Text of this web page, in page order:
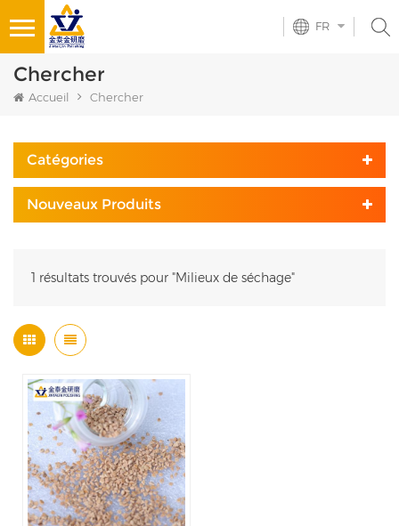
FR
Chercher
Accueil Chercher
Catégories
Nouveaux Produits
1 résultats trouvés pour "Milieux de séchage"